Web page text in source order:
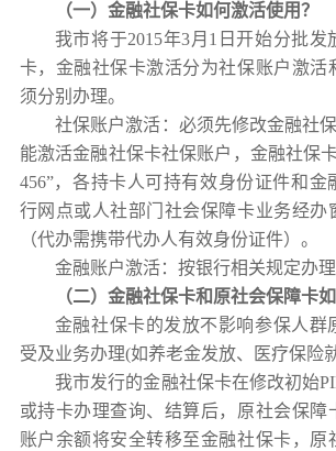
（一） 金融社保卡如何激活使用？
我市将于2015年3月1日开始分批发
卡，金融社保卡激活分为社保账户激活
须分别办理。
社保账户激活：必须先修改金融社
能激活金融社保卡社保账户，金融社保
456”，各持卡人可持有效身份证件和金
行网点或人社部门社会保障卡业务经办
（代办需携带代办人有效身份证件）。
金融账户激活：按银行相关规定办理
（二） 金融社保卡和原社会保障卡
金融社保卡的发放不影响参保人群
受及业务办理(如养老金发放、医疗保险
我市发行的金融社保卡在修改初始
或持卡办理查询、结算后，原社会保障
账户余额将安全转移至金融社保卡，原